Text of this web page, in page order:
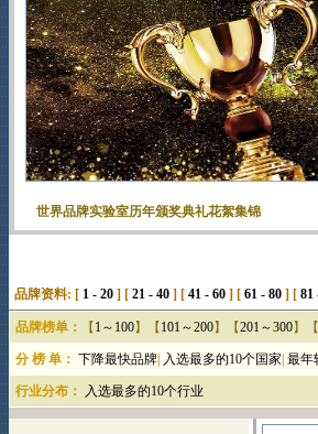
品牌资料: [ 1 - 20 ] [ 21 - 40 ] [ 41 - 60 ] [ 61 - 80 ] [ 81
品牌榜单： 【 1～100】【 101～200】【201～300】【
分 榜 单： 下降最快品牌 入选最多的10个国家 最年
行业分布： 入选最多的10个行业